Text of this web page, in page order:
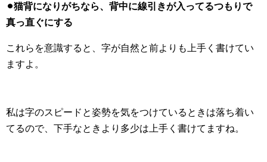
⚫︎猫背になりがちなら、背中に線引きが入ってるつもりで
真っ直ぐにする
これらを意識すると、字が自然と前よりも上手く書けてい
ますよ。
私は字のスピードと姿勢を気をつけているときは落ち着い
てるので、下手なときより多少は上手く書けてますね。